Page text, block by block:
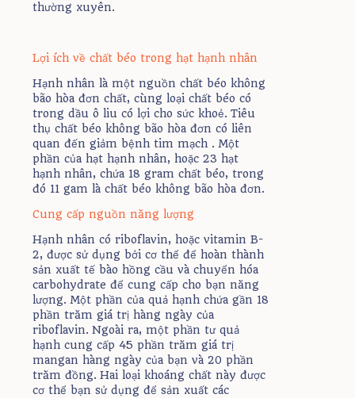
thường xuyên.
Lợi ích về chất béo trong hạt hạnh nhân
Hạnh nhân là một nguồn chất béo không
bão hòa đơn chất, cùng loại chất béo có
trong dầu ô liu có lợi cho sức khoẻ. Tiêu
thụ chất béo không bão hòa đơn có liên
quan đến giảm bệnh tim mạch . Một
phần của hạt hạnh nhân, hoặc 23 hạt
hạnh nhân, chứa 18 gram chất béo, trong
đó 11 gam là chất béo không bão hòa đơn.
Cung cấp nguồn năng lượng
Hạnh nhân có riboflavin, hoặc vitamin B-
2, được sử dụng bởi cơ thể để hoàn thành
sản xuất tế bào hồng cầu và chuyển hóa
carbohydrate để cung cấp cho bạn năng
lượng. Một phần của quả hạnh chứa gần 18
phần trăm giá trị hàng ngày của
riboflavin. Ngoài ra, một phần tư quả
hạnh cung cấp 45 phần trăm giá trị
mangan hàng ngày của bạn và 20 phần
trăm đồng. Hai loại khoáng chất này được
cơ thể bạn sử dụng để sản xuất các